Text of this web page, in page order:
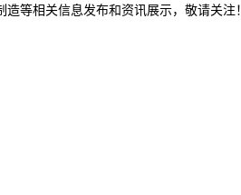
等相关信息发布和资讯展示，敬请关注！